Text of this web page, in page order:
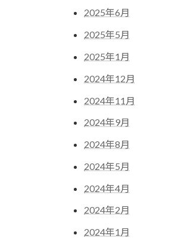
2025年6月
2025年5月
2025年1月
2024年12月
2024年11月
2024年9月
2024年8月
2024年5月
2024年4月
2024年2月
2024年1月